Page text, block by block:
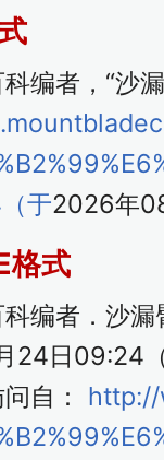
编者，“沙
于2026年
格式
编者．沙
24日09:24
自：